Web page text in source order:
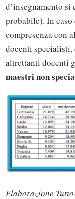
d’insegnamento si
probabile). In caso
compresenza con
docenti specialisti,
altrettanti docenti
maestri non
Elaborazione